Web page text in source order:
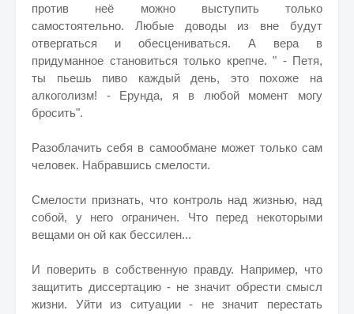
против неё можно выступить только
самостоятельно. Любые доводы из вне будут
отвергаться и обесцениваться. А вера в
придуманное становиться только крепче. " - Петя,
ты пьешь пиво каждый день, это похоже на
алкоголизм! - Ерунда, я в любой момент могу
бросить".
Разоблачить себя в самообмане может только сам
человек. Набравшись смелости.
Смелости признать, что контроль над жизнью, над
собой, у него ограничен. Что перед некоторыми
вещами он ой как бессилен...
И поверить в собственную правду. Например, что
защитить диссертацию - не значит обрести смысл
жизни. Уйти из ситуации - не значит перестать